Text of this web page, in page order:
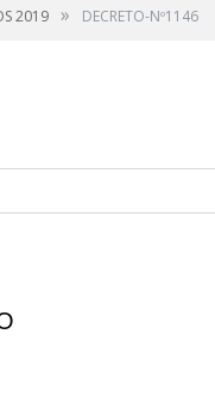
2019 » DECRETO-Nº1146